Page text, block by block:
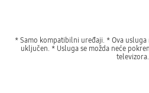
* Samo kompatibilni uređaji. * Ova
uključen. * Usluga se možda neće
televizora.